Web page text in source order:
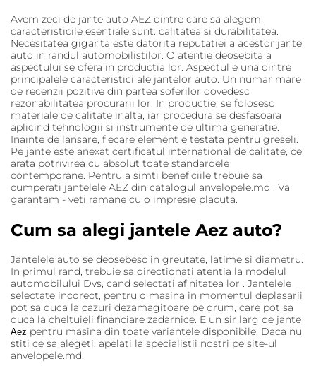
Avem zeci de jante auto AEZ dintre care sa alegem,
caracteristicile esentiale sunt: ​​calitatea si durabilitatea.
Necesitatea giganta este datorita reputatiei a acestor jante
auto in randul automobilistilor. O atentie deosebita a
aspectului se ofera in productia lor. Aspectul e una dintre
principalele caracteristici ale jantelor auto. Un numar mare
de recenzii pozitive din partea soferilor dovedesc
rezonabilitatea procurarii lor. In productie, se folosesc
materiale de calitate inalta, iar procedura se desfasoara
aplicind tehnologii si instrumente de ultima generatie.
Inainte de lansare, fiecare element e testata pentru greseli.
Pe jante este anexat certificatul international de calitate, ce
arata potrivirea cu absolut toate standardele
contemporane. Pentru a simti beneficiile trebuie sa
cumperati jantelele AEZ din catalogul anvelopele.md . Va
garantam - veti ramane cu o impresie placuta.
Cum sa alegi jantele Aez auto?
Jantelele auto se deosebesc in greutate, latime si diametru.
In primul rand, trebuie sa directionati atentia la modelul
automobilului Dvs, cand selectati afinitatea lor . Jantelele
selectate incorect, pentru o masina in momentul deplasarii
pot sa duca la cazuri dezamagitoare pe drum, care pot sa
duca la cheltuieli financiare zadarnice. E un sir larg de jante
Aez pentru masina din toate variantele disponibile. Daca nu
stiti ce sa alegeti, apelati la specialistii nostri pe site-ul
anvelopele.md.